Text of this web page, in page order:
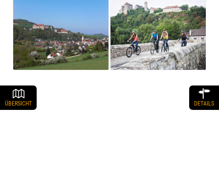
ÜBERSICHT DETAILS